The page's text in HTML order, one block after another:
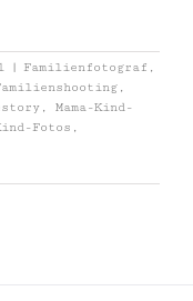
| Familienfotograf ,
,
, Mama-Kind-
Fotos ,